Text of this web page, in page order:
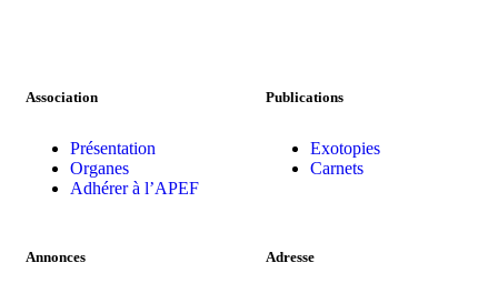
Association
Présentation
Organes
Adhérer à l’APEF
Publications
Exotopies
Carnets
Annonces Adresse